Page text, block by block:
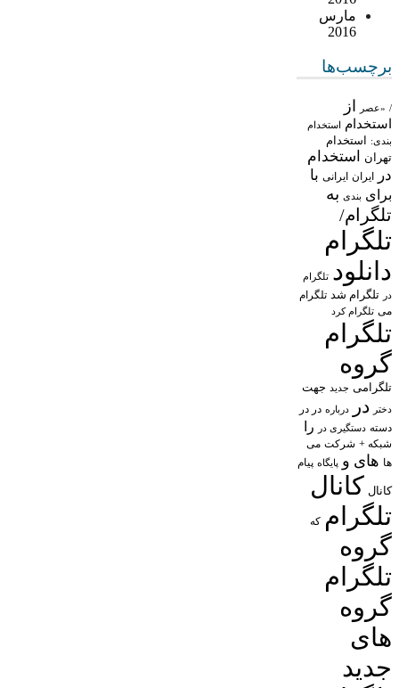
مارس
2016
برچسب‌ها
/ «عصر از
استخدام استخدام
بندی: استخدام
تهران
استخدام
در
ایران ایرانی با
برای بندی به
تلگرام/
تلگرام
دانلود تلگرام
در تلگرام شد تلگرام
می تلگرام کرد
تلگرام
گروه
تلگرامی جدید جهت
دختر در درباره در در
دسته دستگیری در را
شبکه + شرکت می
ها های و پایگاه پیام
کانال کانال
تلگرام که
گروه
تلگرام
گروه
های
جدید